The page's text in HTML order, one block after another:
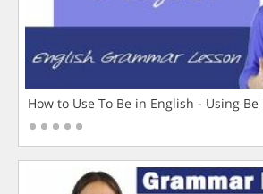
How to Use To Be in English - Using